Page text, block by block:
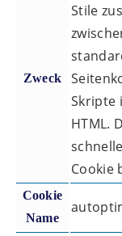
Zweck
Stile
Skripte
HTML.
Cookie
Cookie
Name